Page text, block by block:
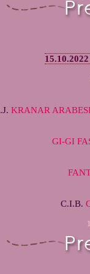
KRANAR
GI-GI
C.I.B.